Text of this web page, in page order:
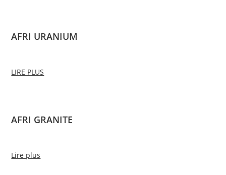
AFRI URANIUM
LIRE PLUS
AFRI GRANITE
Lire plus